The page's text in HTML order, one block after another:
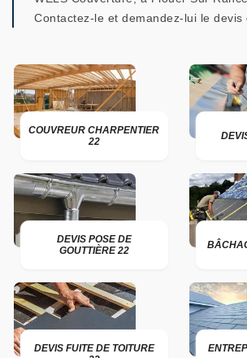
Contactez-le et demandez-lui le devis
COUVREUR CHARPENTIER
22
DEVIS POSE DE
GOUTTIÈRE 22
DEVIS FUITE DE TOITURE